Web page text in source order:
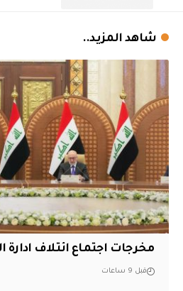
شاهد المزيد..
مخرجات اجتماع ائتلاف ادارة
قبل 9 ساعات